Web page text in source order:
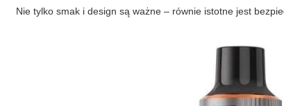
Nie tylko smak i design są ważne – równie istotne jest